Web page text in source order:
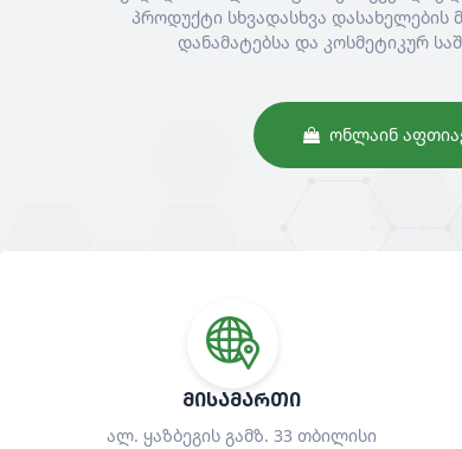
პროდუქტი სხვადასხვა დასახელების
დანამატებსა და კოსმეტიკურ
ᲝᲜᲚᲐᲘᲜ
ᲛᲘᲡᲐᲛᲐᲠᲗᲘ
ალ. ყაზბეგის გამზ. 33 თბილისი